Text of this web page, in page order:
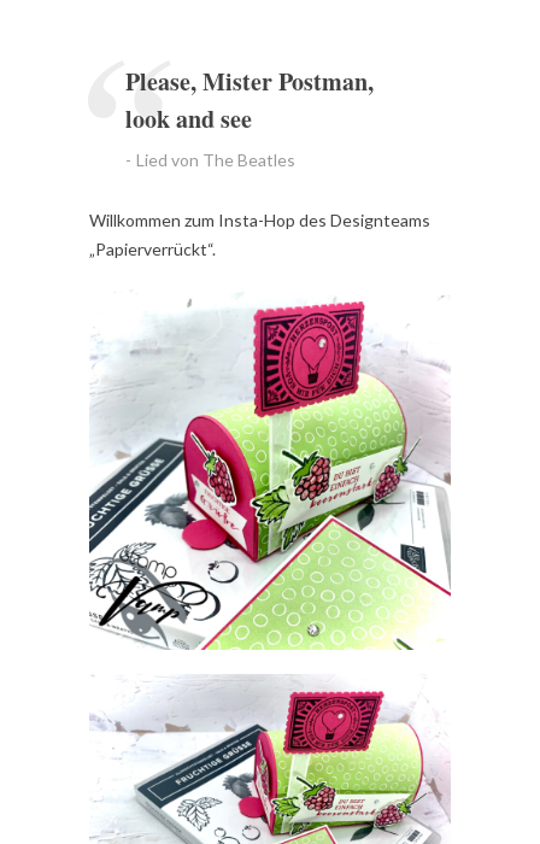
Please, Mister Postman,
look and see
Lied von The Beatles
Willkommen zum Insta-Hop des Designteams
„Papierverrückt“.